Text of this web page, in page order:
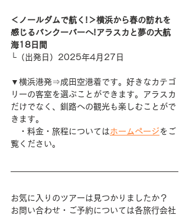
＜ノールダムで航く!＞横浜から春の訪れを
感じるバンクーバーへ!アラスカと夢の大航
海18日間
└（出発日）2025年4月27日
▼横浜港発⇒成田空港着です。好きなカテゴ
リーの客室を選ぶことができます。アラスカ
だけでなく、釧路への観光も楽しむことがで
きます。
・料金・旅程についてはホームページをご
覧ください。
お気に入りのツアーは見つかりましたか？
お問い合わせ・ご予約については各旅行会社